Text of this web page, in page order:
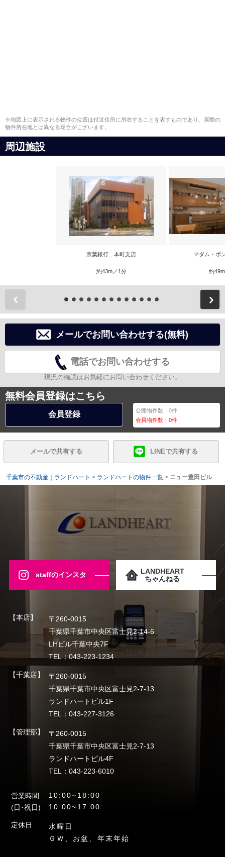
※地図上に表示される物件の位置は付近住所に所在することを表すものであり、実際の
物件所在地とは異なる場合がございます。
周辺施設
京葉銀行 本町支店
約43m／1分
マダム・ボ
約
メールでお問い合わせする(無料)
電話でお問い合わせする
現況の確認はお気軽にお問い合わせください。
無料会員登録はこちら
会員登録 公開物件数：0件
会員物件数：0件
メールで共有する LINEで共有する
千葉市の不動産｜ランドハート > ランドハートの物件一覧 > ニュー豊田ビル
staffのインスタ
LANDHEART
ちゃんねる
【本店】
〒260-0015
千葉県千葉市中央区富士見2-14-6
LHビル千葉中央7F
TEL：043-223-1234
【千葉店】
〒260-0015
千葉県千葉市中央区富士見2-7-13
ランドハートビル1F
TEL：043-227-3126
【管理部】
〒260-0015
千葉県千葉市中央区富士見2-7-13
ランドハートビル4F
TEL：043-223-6010
営業時間
10:00~18:00
(日･祝日)
10:00~17:00
定休日
水曜日
ＧＷ、お盆、年末年始